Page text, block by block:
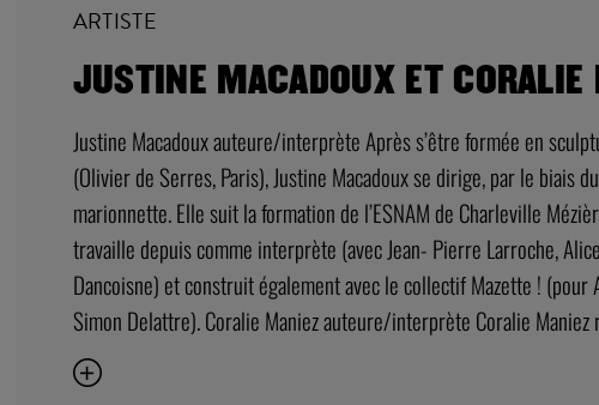
ARTISTE
JUSTINE MACADOUX ET CORALIE
Justine Macadoux auteure/interprète Après s’être formée en
(Olivier de Serres, Paris), Justine Macadoux se dirige, par le biais
marionnette. Elle suit la formation de l’ESNAM de Charleville
travaille depuis comme interprète (avec Jean- Pierre Larroche,
Dancoisne) et construit également avec le collectif Mazette ! (pour
Simon Delattre). Coralie Maniez auteure/interprète Coralie